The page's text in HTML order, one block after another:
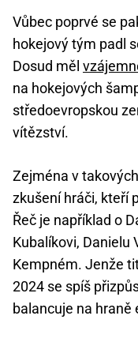
Vůbec poprvé se
hokejový tým padl
Dosud měl
na hokejových
středoevropskou
vítězství.
Zejména v
zkušení hráči, kteří
Řeč je například o
Kubalíkovi, Danielu
Kempném. Jenže
2024 se spíš
balancuje na hraně